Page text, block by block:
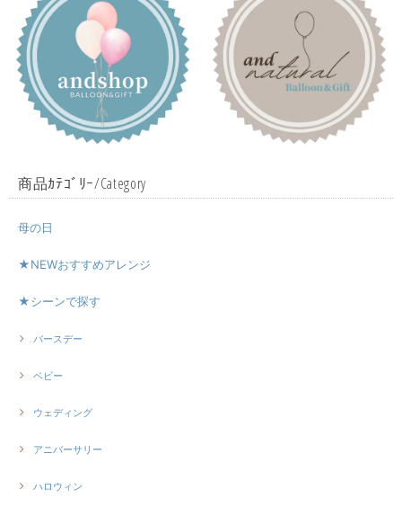
商品ｶﾃｺﾞﾘｰ/Category
母の日
★NEWおすすめアレンジ
★シーンで探す
バースデー
ベビー
ウェディング
アニバーサリー
ハロウィン